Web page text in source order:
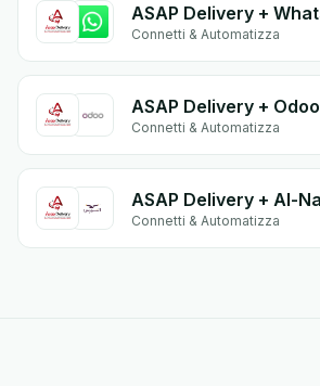
ASAP Delivery +
Connetti & Automatizza
ASAP Delivery +
Connetti & Automatizza
Connetti & Automatizza